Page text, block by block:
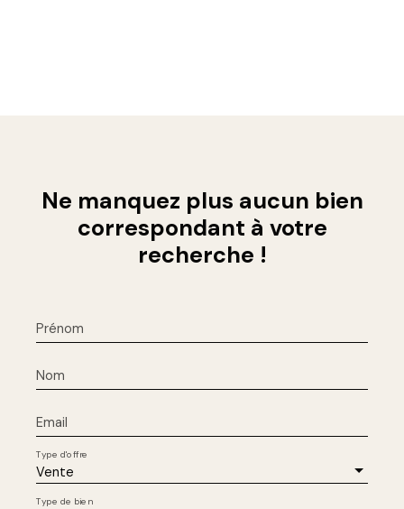
Ne manquez plus aucun bien
correspondant à votre
recherche !
Prénom
Nom
Email
Vente
Type d'offre
Type de bien